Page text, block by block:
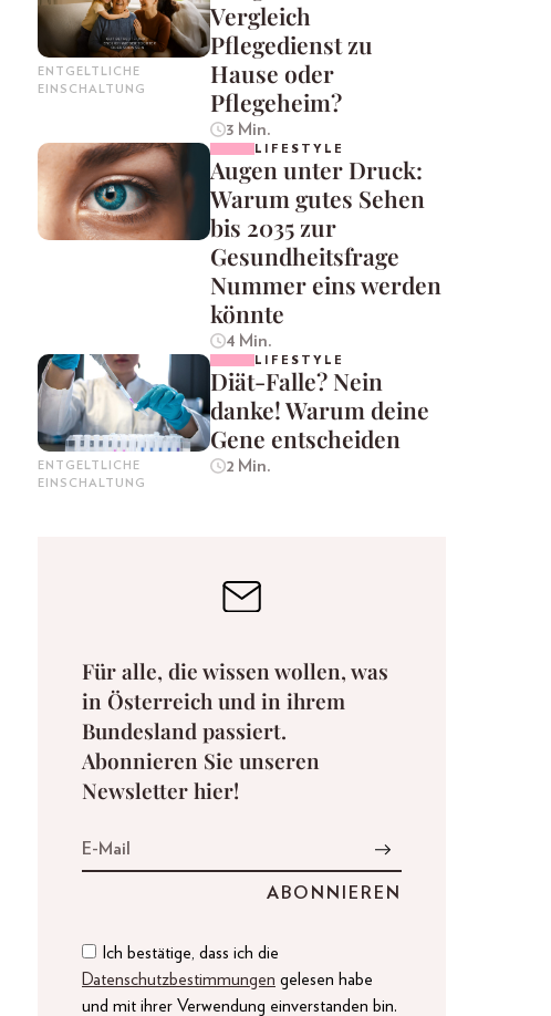
ENTGELTLICHE
EINSCHALTUNG
Vergleich
Pflegedienst zu
Hause oder
Pflegeheim?
3 Min.
LIFESTYLE
Augen unter Druck:
Warum gutes Sehen
bis 2035 zur
Gesundheitsfrage
Nummer eins werden
könnte
4 Min.
ENTGELTLICHE
EINSCHALTUNG
LIFESTYLE
Diät-Falle? Nein
danke! Warum deine
Gene entscheiden
2 Min.
Für alle, die wissen wollen, was
in Österreich und in ihrem
Bundesland passiert.
Abonnieren Sie unseren
Newsletter hier!
Ich bestätige, dass ich die
Datenschutzbestimmungen gelesen habe
und mit ihrer Verwendung einverstanden bin.